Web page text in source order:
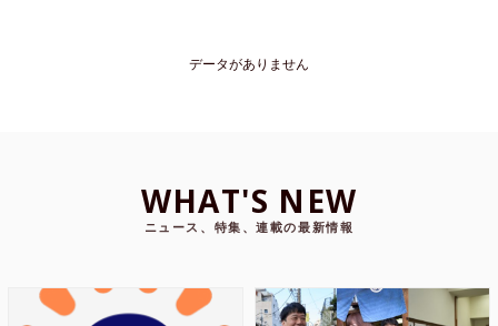
データがありません
WHAT'S NEW
ニュース、特集、連載の最新情報